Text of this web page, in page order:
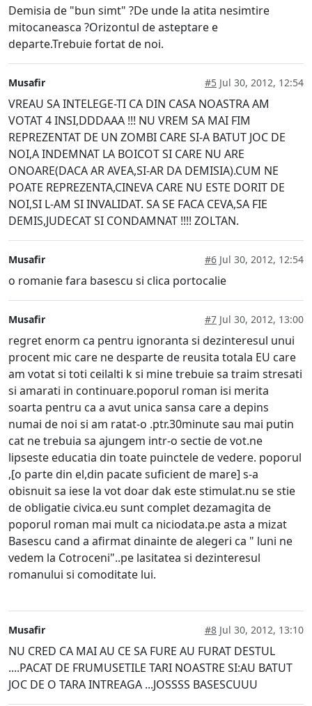
Demisia de "bun simt" ?De unde la atita nesimtire
mitocaneasca ?Orizontul de asteptare e
departe.Trebuie fortat de noi.
Musafir #5 Jul 30, 2012, 12:54
VREAU SA INTELEGE-TI CA DIN CASA NOASTRA AM
VOTAT 4 INSI,DDDAAA !!! NU VREM SA MAI FIM
REPREZENTAT DE UN ZOMBI CARE SI-A BATUT JOC DE
NOI,A INDEMNAT LA BOICOT SI CARE NU ARE
ONOARE(DACA AR AVEA,SI-AR DA DEMISIA).CUM NE
POATE REPREZENTA,CINEVA CARE NU ESTE DORIT DE
NOI,SI L-AM SI INVALIDAT. SA SE FACA CEVA,SA FIE
DEMIS,JUDECAT SI CONDAMNAT !!!! ZOLTAN.
Musafir #6 Jul 30, 2012, 12:54
o romanie fara basescu si clica portocalie
Musafir #7 Jul 30, 2012, 13:00
regret enorm ca pentru ignoranta si dezinteresul unui
procent mic care ne desparte de reusita totala EU care
am votat si toti ceilalti k si mine trebuie sa traim stresati
si amarati in continuare.poporul roman isi merita
soarta pentru ca a avut unica sansa care a depins
numai de noi si am ratat-o .ptr.30minute sau mai putin
cat ne trebuia sa ajungem intr-o sectie de vot.ne
lipseste educatia din toate puinctele de vedere. poporul
,[o parte din el,din pacate suficient de mare] s-a
obisnuit sa iese la vot doar dak este stimulat.nu se stie
de obligatie civica.eu sunt complet dezamagita de
poporul roman mai mult ca niciodata.pe asta a mizat
Basescu cand a afirmat dinainte de alegeri ca " luni ne
vedem la Cotroceni"..pe lasitatea si dezinteresul
romanului si comoditate lui.
Musafir #8 Jul 30, 2012, 13:10
NU CRED CA MAI AU CE SA FURE AU FURAT DESTUL
....PACAT DE FRUMUSETILE TARI NOASTRE SI:AU BATUT
JOC DE O TARA INTREAGA ...JOSSSS BASESCUUU